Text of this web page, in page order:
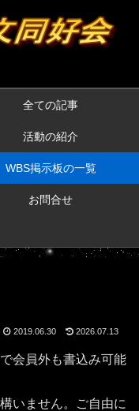
全ての記事
活動の紹介
WBS掲示板の一覧
お問合せ
2019.06.30 2026.07.13
会員外も書込み可能
いません。ご自由に